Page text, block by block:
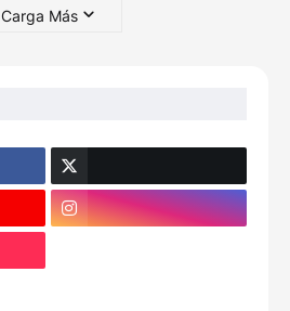
Carga Más